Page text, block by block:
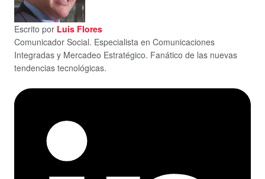
Escrito por Luis Flores
Comunicador Social. Especialista en Comunicaciones
Integradas y Mercadeo Estratégico. Fanático de las nuevas
tendencias tecnológicas.